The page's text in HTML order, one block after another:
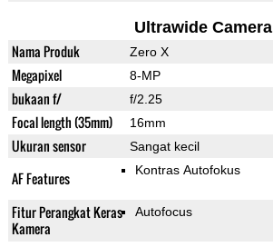
Ultrawide Camera
Nama Produk Zero X
Megapixel 8-MP
bukaan f/ f/2.25
Focal length (35mm) 16mm
Ukuran sensor Sangat kecil
AF Features Kontras Autofokus
Fitur Perangkat Keras
Kamera
Autofocus